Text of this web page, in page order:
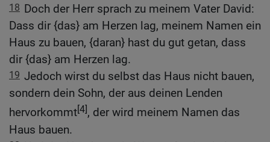
18 Doch der Herr sprach zu meinem Vater David:
Dass dir {das} am Herzen lag, meinem Namen ein
Haus zu bauen, {daran} hast du gut getan, dass
dir {das} am Herzen lag.
19 Jedoch wirst du selbst das Haus nicht bauen,
sondern dein Sohn, der aus deinen Lenden
hervorkommt[4], der wird meinem Namen das
Haus bauen.